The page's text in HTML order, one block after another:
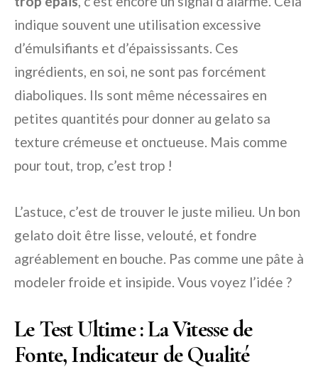
indique souvent une utilisation excessive
d’émulsifiants et d’épaississants. Ces
ingrédients, en soi, ne sont pas forcément
diaboliques. Ils sont même nécessaires en
petites quantités pour donner au gelato sa
texture crémeuse et onctueuse. Mais comme
pour tout, trop, c’est trop !
L’astuce, c’est de trouver le juste milieu. Un bon
gelato doit être lisse, velouté, et fondre
agréablement en bouche. Pas comme une pâte à
modeler froide et insipide. Vous voyez l’idée ?
Le Test Ultime : La Vitesse de
Fonte, Indicateur de Qualité